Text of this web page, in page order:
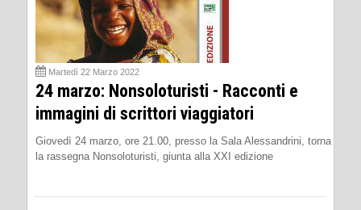
Martedì 22 Marzo 2022
24 marzo: Nonsoloturisti - Racconti e
immagini di scrittori viaggiatori
Giovedì 24 marzo, ore 21.00, presso la Sala Alessandrini, torna
la rassegna Nonsoloturisti, giunta alla XXI edizione